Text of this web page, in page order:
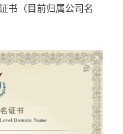
书（目前归属公司名